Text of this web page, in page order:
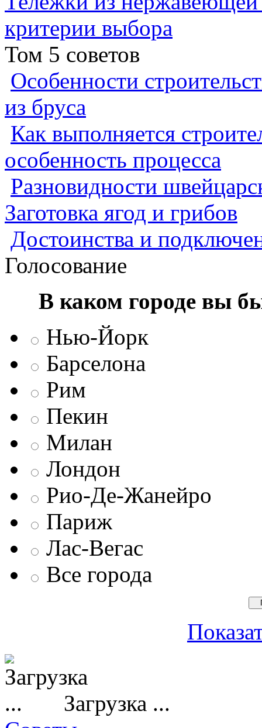
критерии выбора
Том 5 советов
Особенности
из бруса
Как выполняется
особенность процесса
Разновидности
Заготовка ягод и грибов
Достоинства и
Голосование
В каком городе вы
Нью-Йорк
Барселона
Рим
Пекин
Милан
Лондон
Рио-Де-Жанейро
Париж
Лас-Вегас
Все города
Загрузка ...